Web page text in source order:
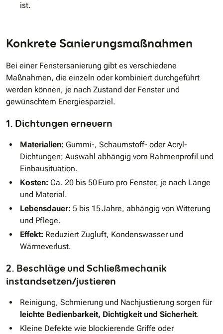
ist.
Konkrete Sanierungsmaßnahmen
Bei einer Fenstersanierung gibt es verschiedene
Maßnahmen, die einzeln oder kombiniert durchgeführt
werden können, je nach Zustand der Fenster und
gewünschtem Energiesparziel.
1. Dichtungen erneuern
Materialien: Gummi-, Schaumstoff- oder Acryl-
Dichtungen; Auswahl abhängig vom Rahmenprofil und
Einbausituation.
Kosten: Ca. 20 bis 50 Euro pro Fenster, je nach Länge
und Material.
Lebensdauer: 5 bis 15 Jahre, abhängig von Witterung
und Pflege.
Effekt: Reduziert Zugluft, Kondenswasser und
Wärmeverlust.
2. Beschläge und Schließmechanik
instandsetzen/justieren
Reinigung, Schmierung und Nachjustierung sorgen für
leichte Bedienbarkeit, Dichtigkeit und Sicherheit.
Kleine Defekte wie blockierende Griffe oder